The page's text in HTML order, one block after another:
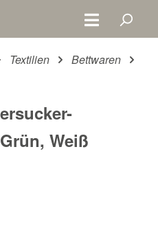
Textilien
Bettwaren
Weiß